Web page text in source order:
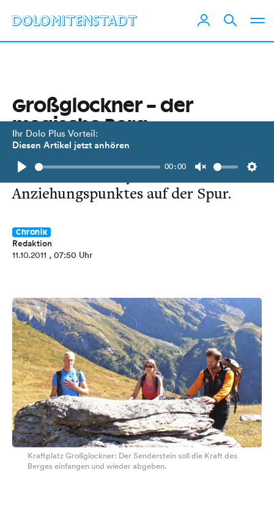
Ihr Dolo Plus Vorteil:
Diesen Artikel jetzt anhören
Play
00:00
Unmute
Großglockner – der
magische Berg
„Erlebnis Österreich“ ist dem
Geheimnis des mystischen
Anziehungspunktes auf der Spur.
Chronik
Redaktion
11.10.2011 , 07:50 Uhr
Kraftplatz Großglockner: Der Senderstein soll die Kraft des
Berges einfangen und wieder abgeben.